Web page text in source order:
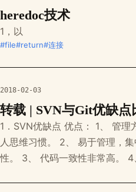
heredoc技术
1，以
#file#return#连接
2018-02-03
转载 | SVN与Git优缺点
1．SVN优缺点 优点： 1、 管
人思维习惯。 2、 易于管理，
性。 3、 代码一致性非常高。 4